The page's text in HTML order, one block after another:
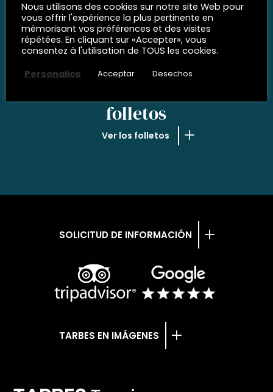
folletos
Ver los folletos
SOLICITUD DE INFORMACIÓN
TARBES EN IMÁGENES
Nous utilisons des cookies sur notre site Web pour
vous offrir l'expérience la plus pertinente en
mémorisant vos préférences et des visites
répétées. En cliquant sur «Accepter», vous
consentez à l'utilisation de TOUS les cookies.
Personalice
Acceptar Desechos